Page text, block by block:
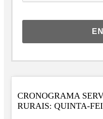
CRONOGRAMA
RURAIS: QUINTA-